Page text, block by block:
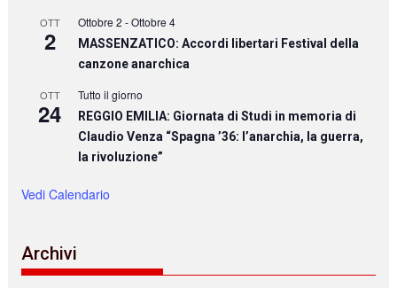
OTT
2
Ottobre 2 -Ottobre 4
MASSENZATICO: Accordi libertari Festival della
canzone anarchica
OTT
24
Tutto il giorno
REGGIO EMILIA: Giornata di Studi in memoria di
Claudio Venza “Spagna ’36: l’anarchia, la guerra,
la rivoluzione”
Vedi Calendario
Archivi